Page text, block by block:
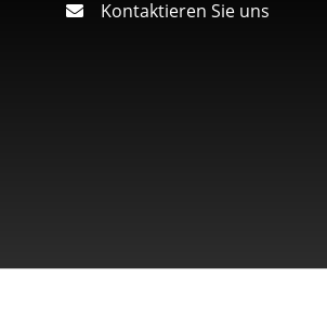
Kontaktieren Sie uns